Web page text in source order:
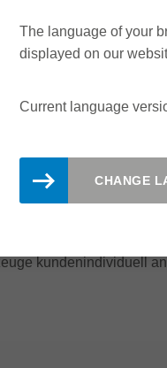
vorwiegend
kundenindividuell
The language of your
displayed on our
Current language
CHANGE